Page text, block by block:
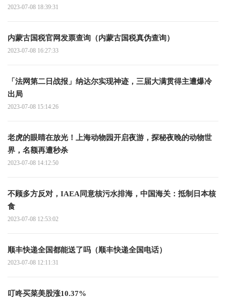
2023-07-08 18:39:31
内蒙古国税官网发票查询（内蒙古国税真伪查询）
2023-07-08 16:27:33
「法网第二日战报」纳达尔实现神迹，三届大满贯得主遭爆冷
出局
2023-07-08 15:14:26
老虎的眼睛在放光！上海动物园开启夜游，探秘夜晚的动物世
界，名额再遭秒杀
2023-07-08 14:12:50
不顾多方反对，IAEA同意核污水排海，中国海关：抵制日本核
食
2023-07-08 12:53:02
顺丰快递全国都能送了吗（顺丰快递全国电话）
2023-07-08 12:11:31
叮咚买菜美股涨10.37%